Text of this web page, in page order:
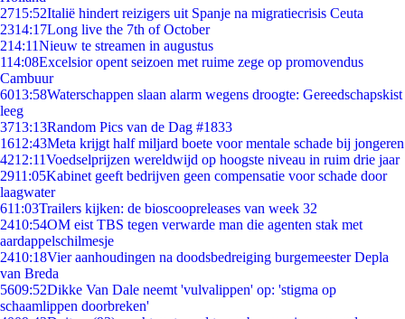
2715:52Italië hindert reizigers uit Spanje na migratiecrisis Ceuta
2314:17Long live the 7th of October
214:11Nieuw te streamen in augustus
114:08Excelsior opent seizoen met ruime zege op promovendus
Cambuur
6013:58Waterschappen slaan alarm wegens droogte: Gereedschapskist
leeg
3713:13Random Pics van de Dag #1833
1612:43Meta krijgt half miljard boete voor mentale schade bij jongeren
4212:11Voedselprijzen wereldwijd op hoogste niveau in ruim drie jaar
2911:05Kabinet geeft bedrijven geen compensatie voor schade door
laagwater
611:03Trailers kijken: de bioscoopreleases van week 32
2410:54OM eist TBS tegen verwarde man die agenten stak met
aardappelschilmesje
2410:18Vier aanhoudingen na doodsbedreiging burgemeester Depla
van Breda
5609:52Dikke Van Dale neemt 'vulvalippen' op: 'stigma op
schaamlippen doorbreken'